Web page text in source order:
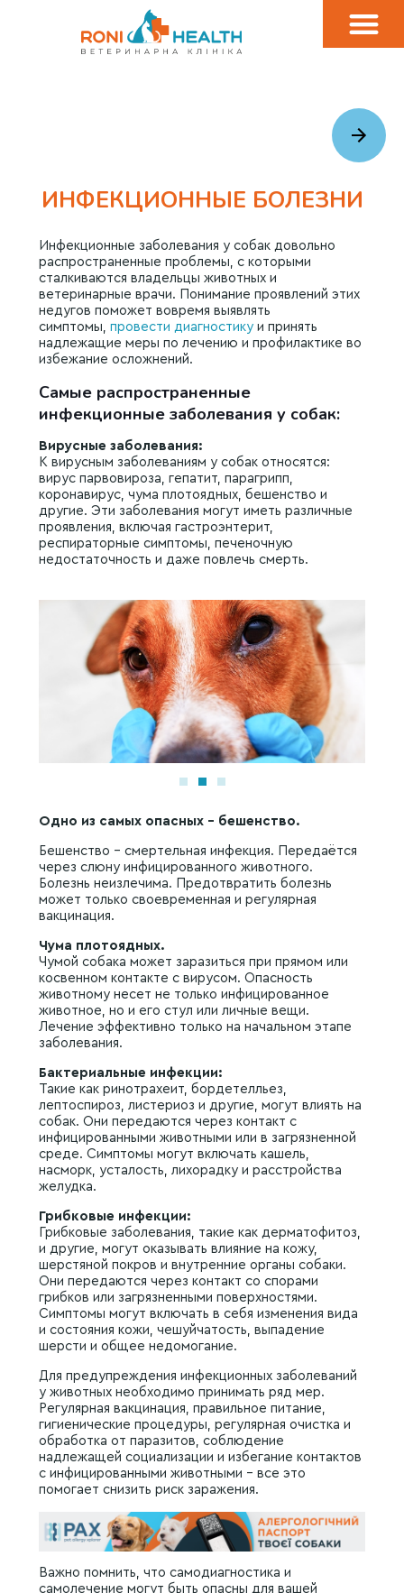
ИНФЕКЦИОННЫЕ БОЛЕЗНИ
Инфекционные заболевания у собак довольно
распространенные проблемы, с которыми
сталкиваются владельцы животных и
ветеринарные врачи. Понимание проявлений этих
недугов поможет вовремя выявлять
симптомы, провести диагностику и принять
надлежащие меры по лечению и профилактике во
избежание осложнений.
Самые распространенные
инфекционные заболевания у собак:
Вирусные заболевания:
К вирусным заболеваниям у собак относятся:
вирус парвовироза, гепатит, парагрипп,
коронавирус, чума плотоядных, бешенство и
другие. Эти заболевания могут иметь различные
проявления, включая гастроэнтерит,
респираторные симптомы, печеночную
недостаточность и даже повлечь смерть.
Одно из самых опасных – бешенство.
Бешенство – смертельная инфекция. Передаётся
через слюну инфицированного животного.
Болезнь неизлечима. Предотвратить болезнь
может только своевременная и регулярная
вакцинация.
Чума плотоядных.
Чумой собака может заразиться при прямом или
косвенном контакте с вирусом. Опасность
животному несет не только инфицированное
животное, но и его стул или личные вещи.
Лечение эффективно только на начальном этапе
заболевания.
Бактериальные инфекции:
Такие как ринотрахеит, бордетелльез,
лептоспироз, листериоз и другие, могут влиять на
собак. Они передаются через контакт с
инфицированными животными или в загрязненной
среде. Симптомы могут включать кашель,
насморк, усталость, лихорадку и расстройства
желудка.
Грибковые инфекции:
Грибковые заболевания, такие как дерматофитоз,
и другие, могут оказывать влияние на кожу,
шерстяной покров и внутренние органы собаки.
Они передаются через контакт со спорами
грибков или загрязненными поверхностями.
Симптомы могут включать в себя изменения вида
и состояния кожи, чешуйчатость, выпадение
шерсти и общее недомогание.
Для предупреждения инфекционных заболеваний
у животных необходимо принимать ряд мер.
Регулярная вакцинация, правильное питание,
гигиенические процедуры, регулярная очистка и
обработка от паразитов, соблюдение
надлежащей социализации и избегание контактов
с инфицированными животными – все это
помогает снизить риск заражения.
Важно помнить, что самодиагностика и
самолечение могут быть опасны для вашей